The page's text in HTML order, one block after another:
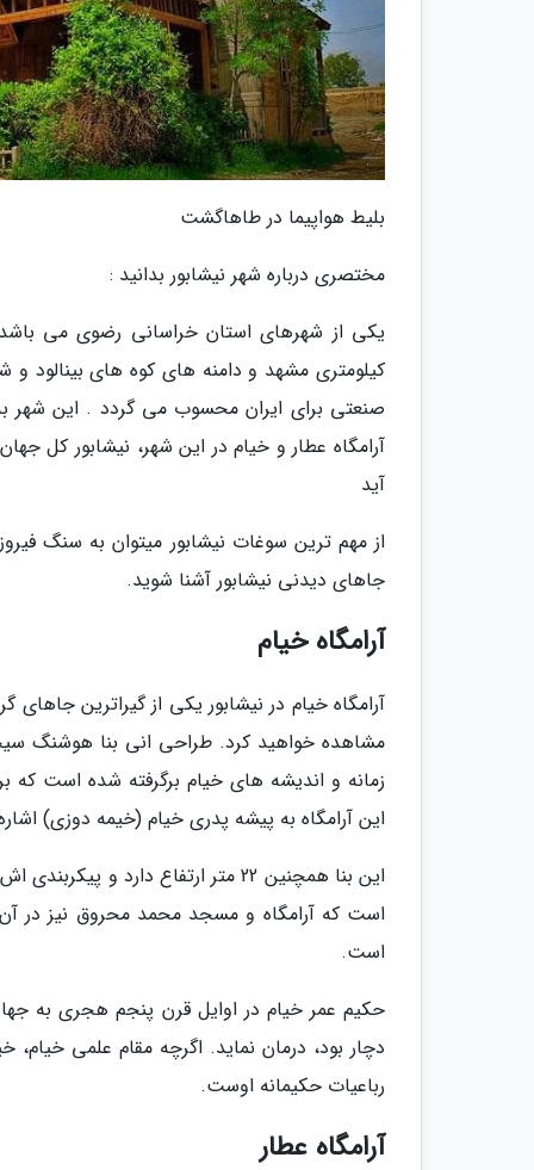
بلیط هواپیما در طاهاگشت
مختصری درباره شهر نیشابور بدانید :
کیلومتری مشهد و دامنه های کوه های بینالود
صنعتی برای ایران محسوب می گردد . این شهر
آرامگاه عطار و خیام در این شهر، نیشابور کل
آید
از مهم ترین سوغات نیشابور میتوان به سنگ
جاهای دیدنی نیشابور آشنا شوید.
آرامگاه خیام
آرامگاه خیام در نیشابور یکی از گیراترین
زمانه و اندیشه های خیام برگرفته شده است
این آرامگاه به پیشه پدری خیام (خیمه دوزی)
این بنا همچنین 22 متر ارتفاع
است که آرامگاه و مسجد محمد محروق نیز در آن
است.
حکیم عمر خیام در اوایل قرن پنجم هجری به
دچار بود، درمان نماید. اگرچه مقام علمی
رباعیات حکیمانه اوست.
آرامگاه عطار